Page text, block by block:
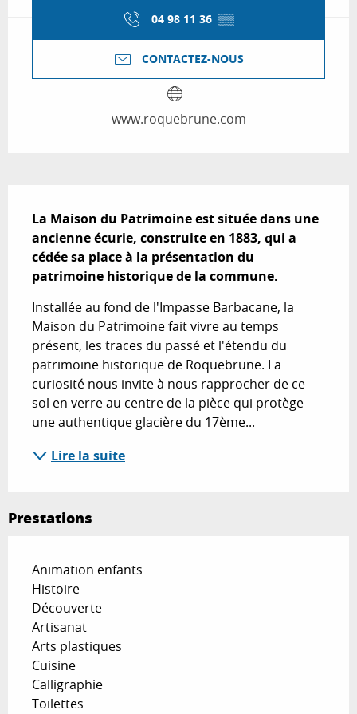
04 98 11 36 ▒▒
CONTACTEZ-NOUS
www.roquebrune.com
La Maison du Patrimoine est située dans une
ancienne écurie, construite en 1883, qui a
cédée sa place à la présentation du
patrimoine historique de la commune.
Installée au fond de l'Impasse Barbacane, la
Maison du Patrimoine fait vivre au temps
présent, les traces du passé et l'étendu du
patrimoine historique de Roquebrune. La
curiosité nous invite à nous rapprocher de ce
sol en verre au centre de la pièce qui protège
une authentique glacière du 17ème...
Lire la suite
Prestations
Animation enfants
Histoire
Découverte
Artisanat
Arts plastiques
Cuisine
Calligraphie
Toilettes